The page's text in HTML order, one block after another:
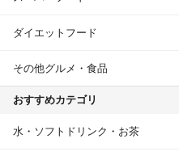
ダイエットフード
その他グルメ・食品
おすすめカテゴリ
水・ソフトドリンク・お茶